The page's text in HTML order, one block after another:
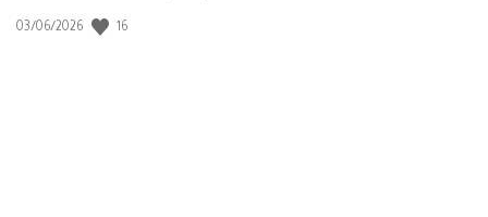
:
Date
03/06/2026 16